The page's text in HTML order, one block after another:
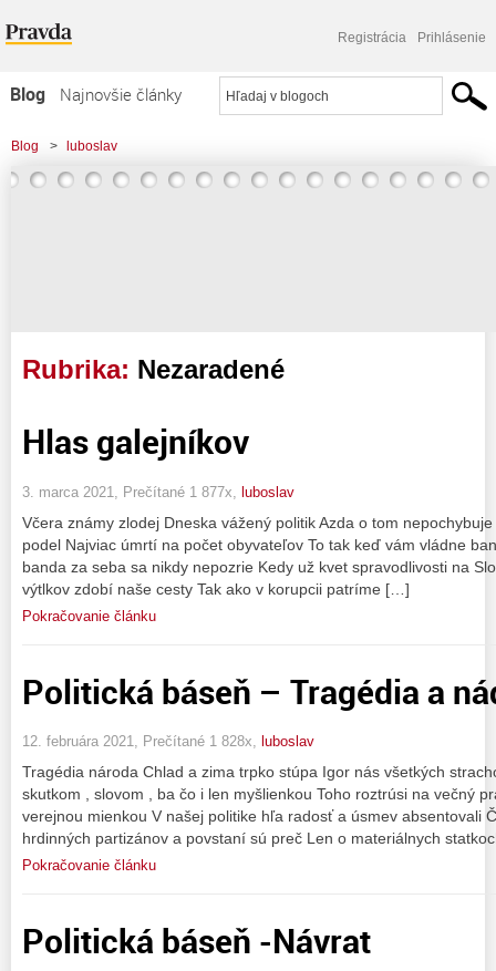
Registrácia Prihlásenie
Blog
Najnovšie články
Najčítanejšie články
Najkomentovanejšie články
Blog > luboslav
Rubrika: Nezaradené
Hlas galejníkov
3. marca 2021, Prečítané 1 877x, luboslav
Včera známy zlodej Dneska vážený politik Azda o tom
podel Najviac úmrtí na počet obyvateľov To tak keď vám vládne
banda za seba sa nikdy nepozrie Kedy už kvet spravodlivosti na
výtlkov zdobí naše cesty Tak ako v korupcii patríme […]
Pokračovanie článku
Politická báseň – Tragédia a
12. februára 2021, Prečítané 1 828x, luboslav
Tragédia národa Chlad a zima trpko stúpa Igor nás všetkých
skutkom , slovom , ba čo i len myšlienkou Toho roztrúsi na večný
verejnou mienkou V našej politike hľa radosť a úsmev absentovali
hrdinných partizánov a povstaní sú preč Len o materiálnych
Pokračovanie článku
Politická báseň -Návrat